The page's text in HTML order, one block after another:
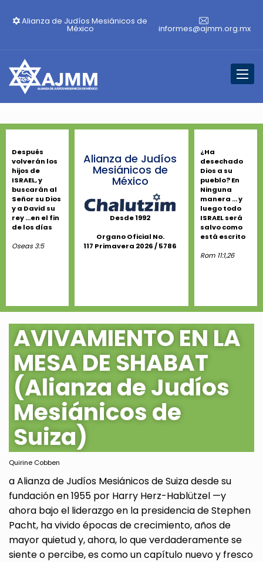
Alianza de Judíos Mesiánicos de
México informes@ajmm.org.mx
Después
volverán los
hijos de
ISRAEL, y
buscarán al
Señor su Dios
y a David su
rey ...en el fin
de los días
Oseas 3:5
Alianza de Judíos
Mesiánicos de
México
Desde 1992
Organo Oficial No.
117 Primavera 2026 / 5786
¿Ha
desechado
Dios a su
pueblo? En
Ninguna
manera ... y
luego todo
ISRAEL será
salvo como
está escrito
Rom 11:1,26
AVIVAMIENTO EN LA
MESA DE SHABAT
(Alianza de Judíos
Mesiánicos de
Suiza)
Quirine Cobben
a Alianza de Judíos Mesiánicos de Suiza desde su
fundación en 1955 por Harry Herz-Hablützel —y
ahora bajo el liderazgo en la presidencia de Stephen
Pacht, ha vivido épocas de crecimiento, años de
mayor quietud y, ahora, lo que verdaderamente se
siente o percibe, es como un capítulo nuevo y fresco